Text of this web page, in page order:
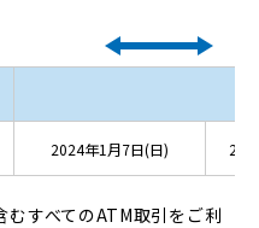
2024年1月7日(日)
すべてのATM取引をご利